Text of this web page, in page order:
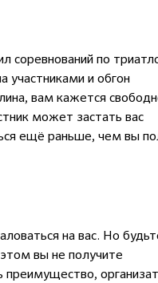
соревнований по
участниками и обгон
вам кажется
может застать вас
ещё раньше, чем вы
на вас. Но
вы не получите
преимущество,